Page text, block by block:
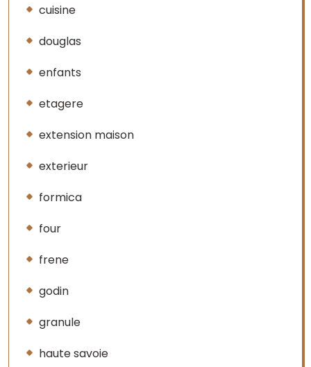
cuisine
douglas
enfants
etagere
extension maison
exterieur
formica
four
frene
godin
granule
haute savoie